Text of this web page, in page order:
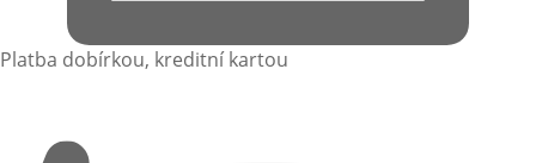
Platba dobírkou, kreditní kartou